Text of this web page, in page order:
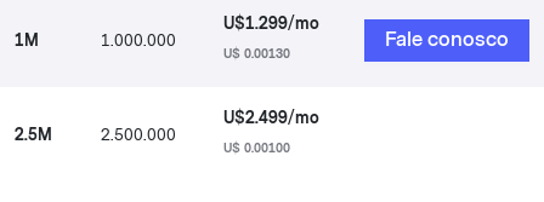
1M 1.000.000
U$1.299/mo
U$ 0.00130
Fale conosco
2.5M 2.500.000
U$2.499/mo
U$ 0.00100